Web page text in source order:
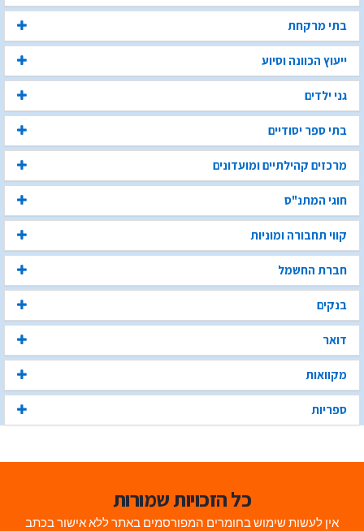
בתי מרקחת
ייעוץ הכוונה וסיוע
גני ילדים
בתי ספר יסודיים
מרכזים קהילתיים ומועדונים
חוגי המתנ"ס
קווי תחבורה ומוניות
חברת החשמל
בנקים
דואר
מקוואות
ספריות
כל הזכויות שמורות
אין לעשות שימוש בחומרים המפורסמים באתר ללא אישור בכתב